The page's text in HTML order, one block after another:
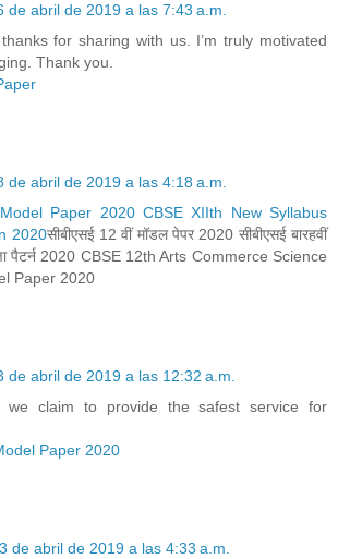
de abril de 2019 a las 7:43 a.m.
for sharing with us. I’m truly motivated
Thank you.
de abril de 2019 a las 4:18 a.m.
Paper 2020 CBSE XIIth New Syllabus
2020सीबीएसई 12 वीं मॉडल पेपर 2020 सीबीएसई बारहवीं
पैटर्न 2020 CBSE 12th Arts Commerce Science
Paper 2020
de abril de 2019 a las 12:32 a.m.
we claim to provide the safest service for
Paper 2020
de abril de 2019 a las 4:33 a.m.